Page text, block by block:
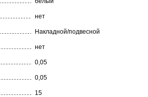
нет
Накладной/подвесной
нет
0,05
0,05
15